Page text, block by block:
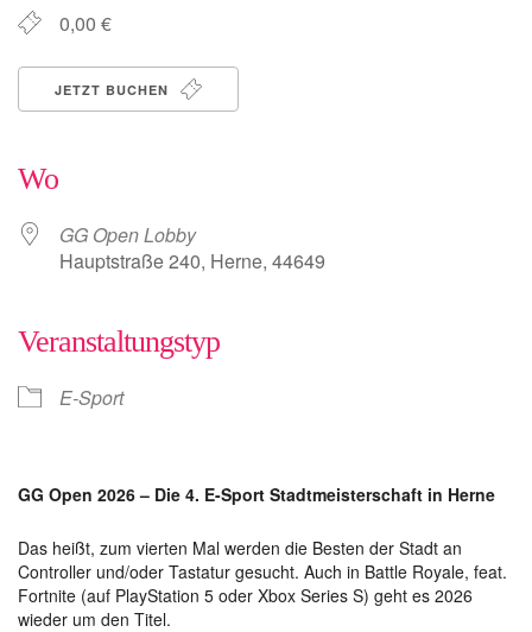
0,00 €
JETZT BUCHEN
Wo
GG Open Lobby
Hauptstraße 240, Herne, 44649
Veranstaltungstyp
E-Sport
GG Open 2026 – Die 4. E-Sport Stadtmeisterschaft in Herne
Das heißt, zum vierten Mal werden die Besten der Stadt an
Controller und/oder Tastatur gesucht. Auch in Battle Royale, feat.
Fortnite (auf PlayStation 5 oder Xbox Series S) geht es 2026
wieder um den Titel.